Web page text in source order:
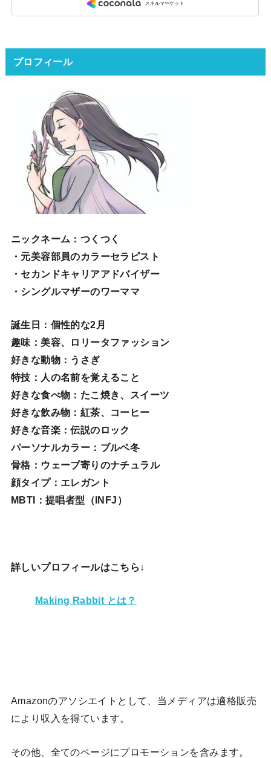
プロフィール
ニックネーム ：つくつく
・元美容部員のカラーセラピスト
・セカンドキャリアアドバイザー
・シングルマザーのワーママ
誕生日 ：個性的な2月
趣味 ：美容、ロリータファッション
好きな動物：うさぎ
特技 ：人の名前を覚えること
好きな食べ物 ：たこ焼き、スイーツ
好きな飲み物：紅茶、コーヒー
好きな音楽：伝説のロック
パーソナルカラー：ブルベ冬
骨格：ウェーブ寄りのナチュラル
顔タイプ：エレガン ト
MBTI：提唱者型（INFJ）
詳しいプロフィールはこちら↓
Making Rabbit とは？
Amazonのアソシエイトとして、当メディアは適格販売
により収入を得ています。
その他、全てのページにプロモーションを含みます。